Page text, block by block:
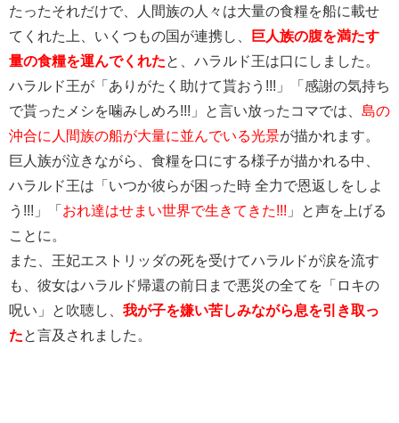
たったそれだけで、人間族の人々は大量の食糧を船に載せ
てくれた上、いくつもの国が連携し、
巨人族の腹を満たす
量の食糧を運んでくれたと、ハラルド王は口にしました。
ハラルド王が「ありがたく助けて貰おう!!!」「感謝の気持ち
で貰ったメシを噛みしめろ!!!」と言い放ったコマでは、 島の
沖合に人間族の船が大量に並んでいる光景が描かれます。
巨人族が泣きながら、食糧を口にする様子が描かれる中、
ハラルド王は「いつか彼らが困った時 全力で恩返しをしよ
う!!!」「 おれ達はせまい世界で生きてきた!!! 」と声を上げる
ことに。
また、王妃エストリッダの死を受けてハラルドが涙を流す
も、彼女はハラルド帰還の前日まで悪災の全てを「ロキの
呪い」と吹聴し、 我が子を嫌い苦しみながら息を引き取っ
たと言及されました。